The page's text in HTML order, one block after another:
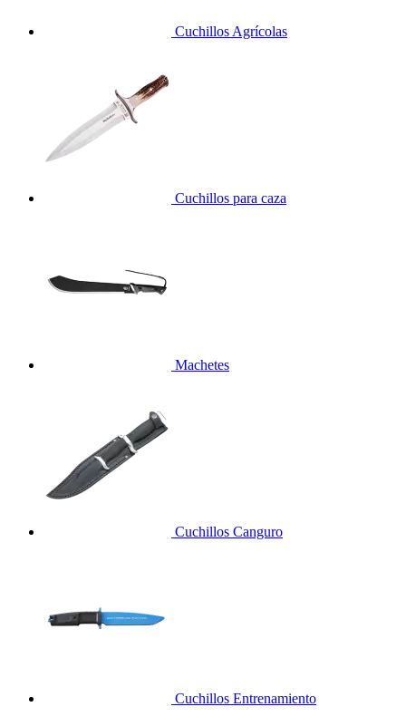
Cuchillos Agrícolas
Cuchillos para caza
Machetes
Cuchillos Canguro
Cuchillos Entrenamiento